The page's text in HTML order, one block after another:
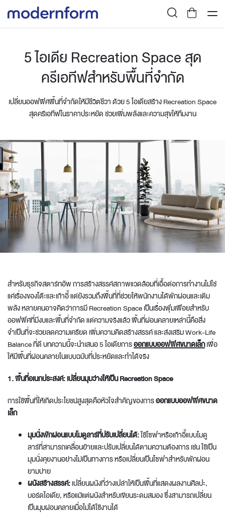
5 ไอเดีย Recreation Space สุด
ครีเอทีฟสำหรับพื้นที่จำกัด
เปลี่ยนออฟฟิศพื้นที่จำกัดให้มีชีวิตชีวา ด้วย 5 ไอเดียสร้าง Recreation Space
สุดครีเอทีฟในราคาประหยัด ช่วยเพิ่มพลังและความสุขให้ทีมงาน
สำหรับธุรกิจสตาร์ทอัพ การสร้างสรรค์สภาพแวดล้อมที่เอื้อต่อการทำงานไม่ใช่
แค่เรื่องของโต๊ะและเก้าอี้ แต่ยังรวมถึงพื้นที่ที่ช่วยให้พนักงานได้พักผ่อนและเติม
พลัง หลายคนอาจคิดว่าการมี Recreation Space เป็นเรื่องฟุ่มเฟือยสำหรับ
ออฟฟิศที่มีงบและพื้นที่จำกัด แต่ความจริงแล้ว พื้นที่ผ่อนคลายเหล่านี้คือสิ่ง
จำเป็นที่จะช่วยลดความเครียด เพิ่มความคิดสร้างสรรค์ และส่งเสริม Work-Life
Balance ที่ดี บทความนี้จะนำเสนอ 5 ไอเดียการออกแบบออฟฟิศขนาดเล็กเพื่อ
ให้มีพื้นที่ผ่อนคลายในแบบฉบับที่ประหยัดและทำได้จริง
1. พื้นที่อเนกประสงค์: เปลี่ยนมุมว่างให้เป็น Recreation Space
การใช้พื้นที่ให้เกิดประโยชน์สูงสุดคือหัวใจสำคัญของการออกแบบออฟฟิศขนาด
เล็ก
มุมนั่งพักผ่อนแบบโมดูลาร์ที่ปรับเปลี่ยนได้:ใช้โซฟาหรือเก้าอี้แบบโมดู
ลาร์ที่สามารถเคลื่อนย้ายและปรับเปลี่ยนได้ตามความต้องการ เช่น ใช้เป็น
มุมนั่งคุยงานอย่างไม่เป็นทางการ หรือเปลี่ยนเป็นโซฟาสำหรับพักผ่อน
ยามบ่าย
ผนังสร้างสรรค์:เปลี่ยนผนังที่ว่างเปล่าให้เป็นพื้นที่แสดงผลงานศิลปะ,
บอร์ดไอเดีย, หรือแม้แต่ผนังสำหรับเขียนระดมสมอง ซึ่งสามารถเปลี่ยน
เป็นมุมผ่อนคลายเมื่อไม่ได้ใช้งานได้